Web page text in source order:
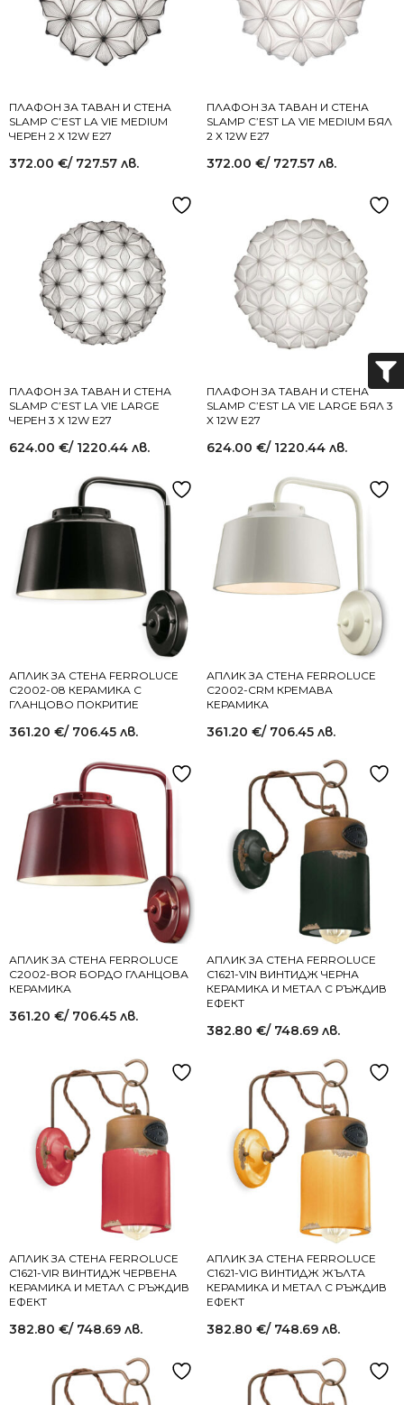
ПЛАФОН ЗА ТАВАН И СТЕНА
SLAMP C’EST LA VIE MEDIUM
ЧЕРЕН 2 Х 12W E27
372.00 €/ 727.57 лв.
ПЛАФОН ЗА ТАВАН И СТЕНА
SLAMP C’EST LA VIE MEDIUM БЯЛ
2 Х 12W E27
372.00 €/ 727.57 лв.
ПЛАФОН ЗА ТАВАН И СТЕНА
SLAMP C’EST LA VIE LARGE
ЧЕРЕН 3 Х 12W E27
624.00 €/ 1220.44 лв.
ПЛАФОН ЗА ТАВАН И СТЕНА
SLAMP C’EST LA VIE LARGE БЯЛ 3
X 12W E27
624.00 €/ 1220.44 лв.
АПЛИК ЗА СТЕНА FERROLUCE
C2002-08 КЕРАМИКА С
ГЛАНЦОВО ПОКРИТИЕ
361.20 €/ 706.45 лв.
АПЛИК ЗА СТЕНА FERROLUCE
C2002-CRM КРЕМАВА
КЕРАМИКА
361.20 €/ 706.45 лв.
АПЛИК ЗА СТЕНА FERROLUCE
C2002-BOR БОРДО ГЛАНЦОВА
КЕРАМИКА
361.20 €/ 706.45 лв.
АПЛИК ЗА СТЕНА FERROLUCE
C1621-VIN ВИНТИДЖ ЧЕРНА
КЕРАМИКА И МЕТАЛ С РЪЖДИВ
ЕФЕКТ
382.80 €/ 748.69 лв.
АПЛИК ЗА СТЕНА FERROLUCE
C1621-VIR ВИНТИДЖ ЧЕРВЕНА
КЕРАМИКА И МЕТАЛ С РЪЖДИВ
ЕФЕКТ
382.80 €/ 748.69 лв.
АПЛИК ЗА СТЕНА FERROLUCE
C1621-VIG ВИНТИДЖ ЖЪЛТА
КЕРАМИКА И МЕТАЛ С РЪЖДИВ
ЕФЕКТ
382.80 €/ 748.69 лв.